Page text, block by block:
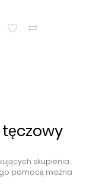
skupienia.
pomocą można